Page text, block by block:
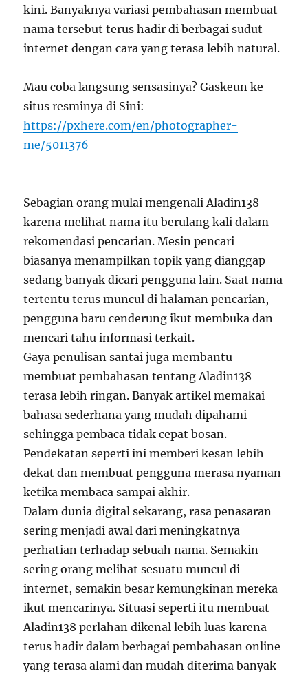
kini. Banyaknya variasi pembahasan membuat
nama tersebut terus hadir di berbagai sudut
internet dengan cara yang terasa lebih natural.
Mau coba langsung sensasinya? Gaskeun ke
situs resminya di Sini:
https://pxhere.com/en/photographer-
me/5011376
Sebagian orang mulai mengenali Aladin138
karena melihat nama itu berulang kali dalam
rekomendasi pencarian. Mesin pencari
biasanya menampilkan topik yang dianggap
sedang banyak dicari pengguna lain. Saat nama
tertentu terus muncul di halaman pencarian,
pengguna baru cenderung ikut membuka dan
mencari tahu informasi terkait.
Gaya penulisan santai juga membantu
membuat pembahasan tentang Aladin138
terasa lebih ringan. Banyak artikel memakai
bahasa sederhana yang mudah dipahami
sehingga pembaca tidak cepat bosan.
Pendekatan seperti ini memberi kesan lebih
dekat dan membuat pengguna merasa nyaman
ketika membaca sampai akhir.
Dalam dunia digital sekarang, rasa penasaran
sering menjadi awal dari meningkatnya
perhatian terhadap sebuah nama. Semakin
sering orang melihat sesuatu muncul di
internet, semakin besar kemungkinan mereka
ikut mencarinya. Situasi seperti itu membuat
Aladin138 perlahan dikenal lebih luas karena
terus hadir dalam berbagai pembahasan online
yang terasa alami dan mudah diterima banyak